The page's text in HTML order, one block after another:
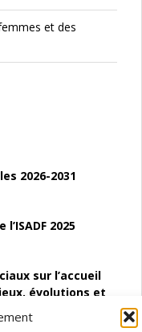
et des
2026-2031
2025
sur l’accueil
évolutions et